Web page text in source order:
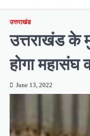
उत्तराखंड
उत्तराखंड के
होगा महासंघ
June 13, 2022